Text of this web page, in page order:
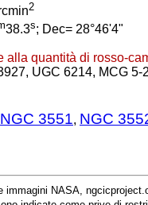
2
38.3s; Dec= 28°46'4"
alla quantità di rosso-
UGC 6214, MCG 5-
NGC 3551, NGC
immagini NASA,